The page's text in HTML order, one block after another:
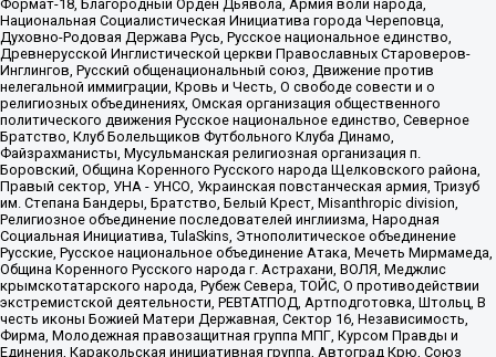
Формат-18, Благородный Орден Дьявола, Армия воли народа,
Национальная Социалистическая Инициатива города Череповца,
Духовно-Родовая Держава Русь, Русское национальное единство,
Древнерусской Инглистической церкви Православных Староверов-
Инглингов, Русский общенациональный союз, Движение против
нелегальной иммиграции, Кровь и Честь, О свободе совести и о
религиозных объединениях, Омская организация общественного
политического движения Русское национальное единство, Северное
Братство, Клуб Болельщиков Футбольного Клуба Динамо,
Файзрахманисты, Мусульманская религиозная организация п.
Боровский, Община Коренного Русского народа Щелковского района,
Правый сектор, УНА - УНСО, Украинская повстанческая армия, Тризуб
им. Степана Бандеры, Братство, Белый Крест, Misanthropic division,
Религиозное объединение последователей инглиизма, Народная
Социальная Инициатива, TulaSkins, Этнополитическое объединение
Русские, Русское национальное объединение Атака, Мечеть Мирмамеда,
Община Коренного Русского народа г. Астрахани, ВОЛЯ, Меджлис
крымскотатарского народа, Рубеж Севера, ТОЙС, О противодействии
экстремистской деятельности, РЕВТАТПОД, Артподготовка, Штольц, В
честь иконы Божией Матери Державная, Сектор 16, Независимость,
Фирма, Молодежная правозащитная группа МПГ, Курсом Правды и
Единения, Каракольская инициативная группа, Автоград Крю, Союз